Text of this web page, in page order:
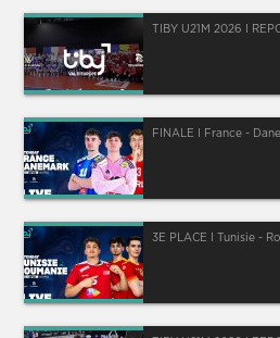
TIBY U21M 2026 I
FINALE I France -
3E PLACE I Tunisie -